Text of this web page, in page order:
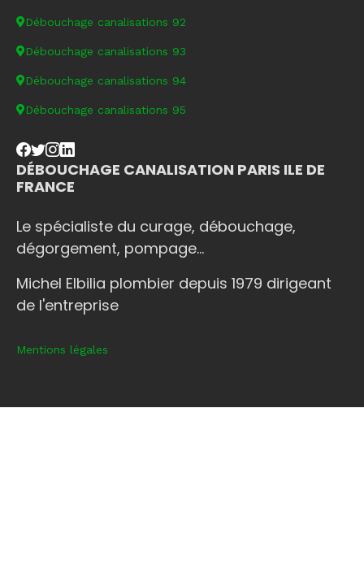
Débouchage canalisations 92
Débouchage canalisations 93
Débouchage canalisations 94
Débouchage canalisations 95
DÉBOUCHAGE CANALISATION PARIS ILE DE
FRANCE
Le spécialiste du curage, débouchage,
dégorgement, pompage...
Michel Elbilia plombier depuis 1979 dirigeant
de l'entreprise
Mentions légales